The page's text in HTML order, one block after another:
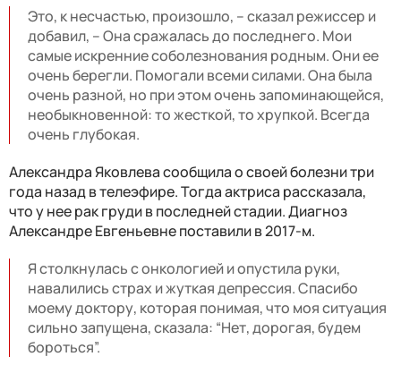
Это, к несчастью, произошло, – сказал режиссер и
добавил, – Она сражалась до последнего. Мои
самые искренние соболезнования родным. Они ее
очень берегли. Помогали всеми силами. Она была
очень разной, но при этом очень запоминающейся,
необыкновенной: то жесткой, то хрупкой. Всегда
очень глубокая.
Александра Яковлева сообщила о своей болезни три
года назад в телеэфире. Тогда актриса рассказала,
что у нее рак груди в последней стадии. Диагноз
Александре Евгеньевне поставили в 2017-м.
Я столкнулась с онкологией и опустила руки,
навалились страх и жуткая депрессия. Спасибо
моему доктору, которая понимая, что моя ситуация
сильно запущена, сказала: “Нет, дорогая, будем
бороться”.